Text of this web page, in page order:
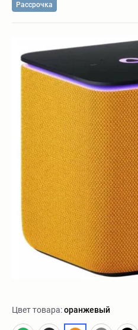
Рассрочка
Цвет товара:оранжевый